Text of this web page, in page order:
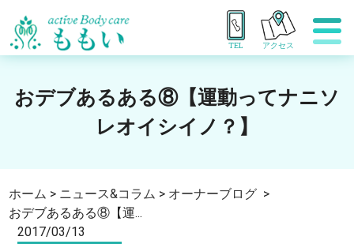
TEL アクセス
おデブあるある⑧【運動ってナニソ
レオイシイノ？】
ホーム > ニュース&コラム > オーナーブログ >
おデブあるある⑧【運...
2017/03/13